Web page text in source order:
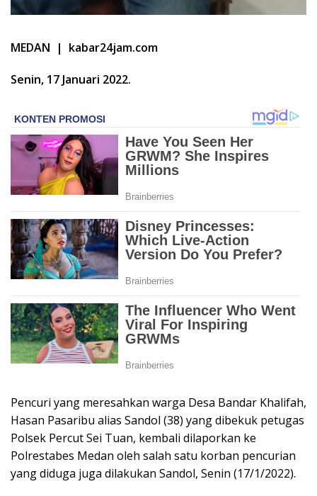
MEDAN | kabar24jam.com
Senin, 17 Januari 2022.
Pencuri yang meresahkan warga Desa Bandar Khalifah,
Hasan Pasaribu alias Sandol (38) yang dibekuk petugas
Polsek Percut Sei Tuan, kembali dilaporkan ke
Polrestabes Medan oleh salah satu korban pencurian
yang diduga juga dilakukan Sandol, Senin (17/1/2022).